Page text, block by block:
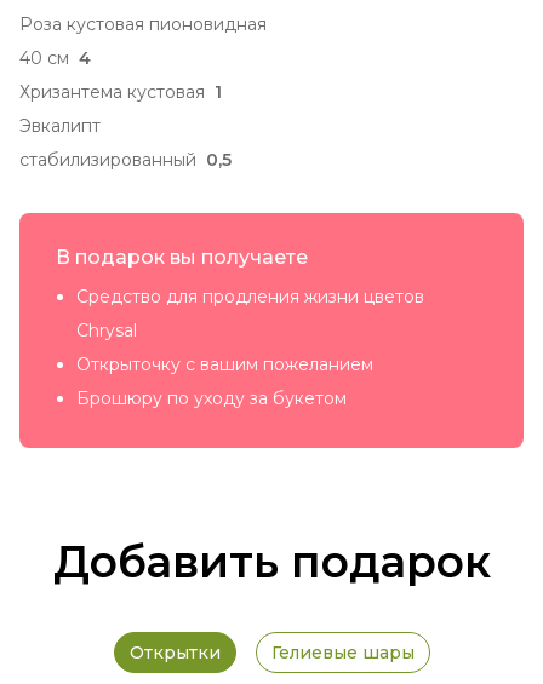
Роза кустовая пионовидная
40 см 4
Хризантема кустовая 1
Эвкалипт
стабилизированный 0,5
В подарок вы получаете
Средство для продления жизни цветов
Chrysal
Открыточку с вашим пожеланием
Брошюру по уходу за букетом
Добавить подарок
Открытки Гелиевые шары